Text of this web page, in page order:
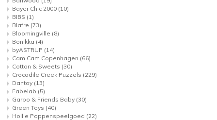
Bayer Chic 2000 (10)
BIBS (1)
Blafre (73)
Bloomingville (8)
Bonikka (4)
byASTRUP (14)
Cam Cam Copenhagen (66)
Cotton & Sweets (30)
Crocodile Creek Puzzels (229)
Dantoy (13)
Fabelab (5)
Garbo & Friends Baby (30)
Green Toys (40)
Hollie Poppenspeelgoed (22)